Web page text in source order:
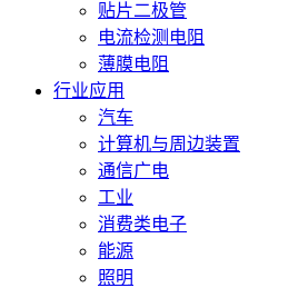
贴片二极管
电流检测电阻
薄膜电阻
行业应用
汽车
计算机与周边装置
通信广电
工业
消费类电子
能源
照明